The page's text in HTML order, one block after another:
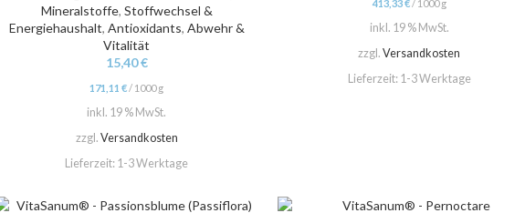
Mineralstoffe, Stoffwechsel &
Energiehaushalt, Antioxidants, Abwehr &
Vitalität
15,40€
171,11€/ 1000 g
inkl. 19 % MwSt.
zzgl. Versandkosten
Lieferzeit: 1-3 Werktage
413,33€/ 1000 g
inkl. 19 % MwSt.
zzgl.Versandkosten
Lieferzeit: 1-3 Werktage